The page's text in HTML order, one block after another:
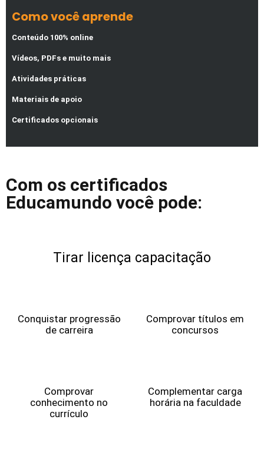
Como você aprende
Conteúdo 100% online
Vídeos, PDFs e muito mais
Atividades práticas
Materiais de apoio
Certificados opcionais
Com os certificados
Educamundo você pode:
Tirar licença capacitação
Conquistar progressão
de carreira
Comprovar títulos em
concursos
Comprovar
conhecimento no
currículo
Complementar carga
horária na faculdade